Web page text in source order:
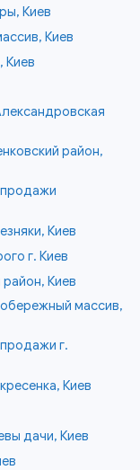
Киев
Киев
Киев
район,
продажи
Киев
г. Киев
Киев
массив,
г.
Киев
дачи, Киев